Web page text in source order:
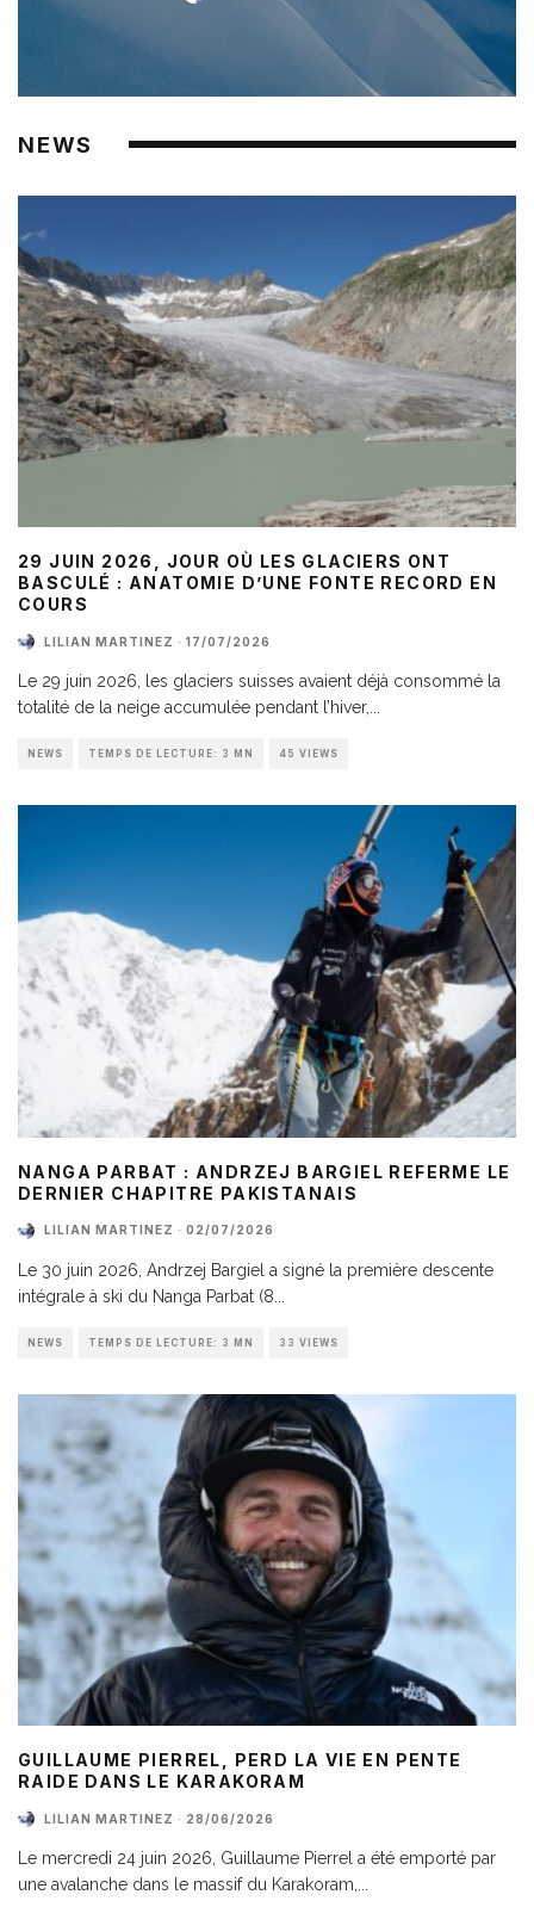
NEWS
29 JUIN 2026, JOUR OÙ LES GLACIERS ONT
BASCULÉ : ANATOMIE D’UNE FONTE RECORD EN
COURS
LILIAN MARTINEZ · 17/07/2026
Le 29 juin 2026, les glaciers suisses avaient déjà consommé la
totalité de la neige accumulée pendant l’hiver,
NEWS TEMPS DE LECTURE: 3 MN 45 VIEWS
NANGA PARBAT : ANDRZEJ BARGIEL REFERME LE
DERNIER CHAPITRE PAKISTANAIS
LILIAN MARTINEZ · 02/07/2026
Le 30 juin 2026, Andrzej Bargiel a signé la première descente
intégrale à ski du Nanga Parbat (8
NEWS TEMPS DE LECTURE: 3 MN 33 VIEWS
GUILLAUME PIERREL, PERD LA VIE EN PENTE
RAIDE DANS LE KARAKORAM
LILIAN MARTINEZ · 28/06/2026
Le mercredi 24 juin 2026, Guillaume Pierrel a été emporté par
une avalanche dans le massif du Karakoram,...